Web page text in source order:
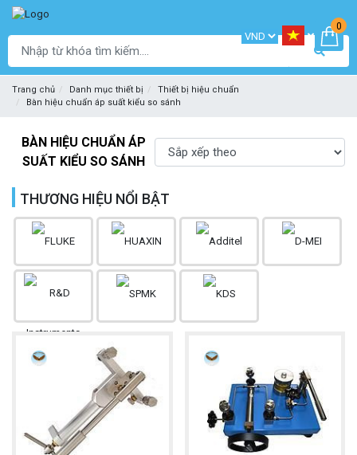
0
Trang chủ Danh mục thiết bị
Thiết bị hiệu chuẩn
Bàn hiệu chuẩn áp suất kiểu so sánh
BÀN HIỆU CHUẨN ÁP
SUẤT KIỂU SO SÁNH
THƯƠNG HIỆU NỔI BẬT